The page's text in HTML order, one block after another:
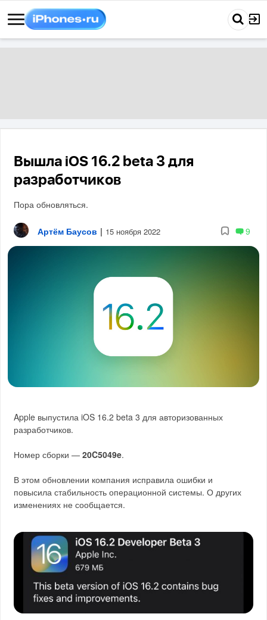
Вышла iOS 16.2 beta 3 для
разработчиков
Пора обновляться.
Артём Баусов | 15 ноября 2022 9
Apple выпустила iOS 16.2 beta 3 для авторизованных
разработчиков.
Номер сборки —20C5049e.
В этом обновлении компания исправила ошибки и
повысила стабильность операционной системы. О других
изменениях не сообщается.